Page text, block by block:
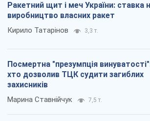
Ракетний щит і меч України: ставка
виробництво власних ракет
Кирило Татарінов 3,3 т.
Посмертна "презумпція
хто дозволив ТЦК судити загиблих
захисників
Марина Ставнійчук 7,5 т.